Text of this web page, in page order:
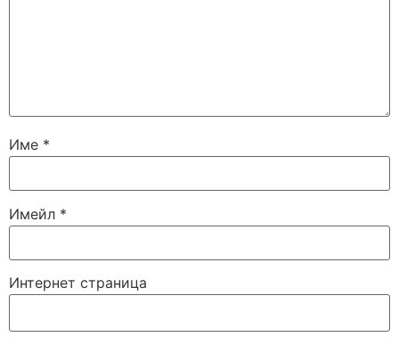
Име *
Имейл *
Интернет страница